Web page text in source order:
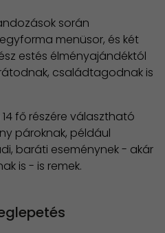
során
menüsor, és két
estés élményajándéktól
családtagodnak is
fő részére választható
pároknak, például
baráti eseménynek - akár
is - is remek.